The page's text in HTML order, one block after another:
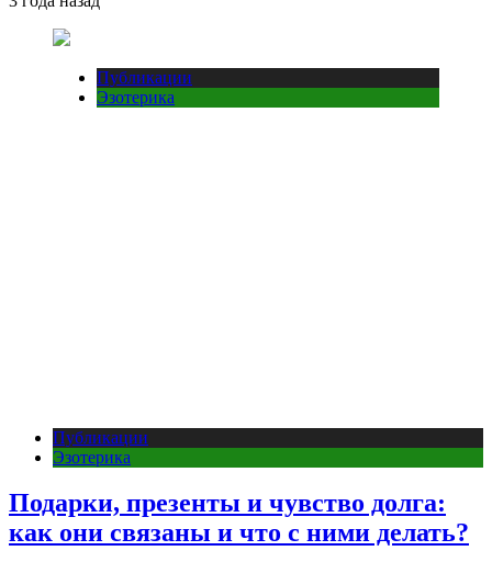
Публикации
Эзотерика
Публикации
Эзотерика
Подарки, презенты и чувство долга:
как они связаны и что с ними делать?